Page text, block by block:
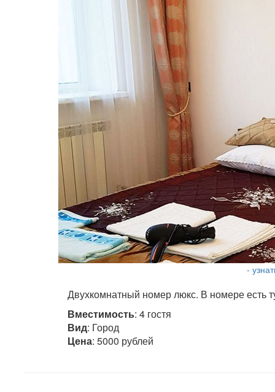
-
Двухкомнатный номер люкс. В номере есть
Вместимость: 4 гостя
Вид: Город
Цена: 5000 рублей